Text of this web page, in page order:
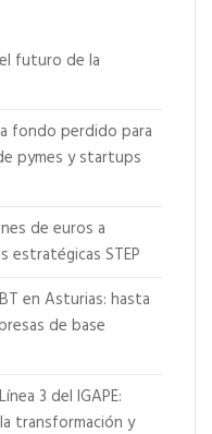
futuro de la
fondo perdido para
pymes y startups
de euros a
STEP
en Asturias: hasta
de base
3 del IGAPE:
transformación y